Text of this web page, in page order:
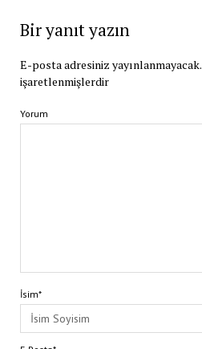
Bir yanıt yazın
E-posta adresiniz yayınlanmayacak.
işaretlenmişlerdir
Yorum
İsim*